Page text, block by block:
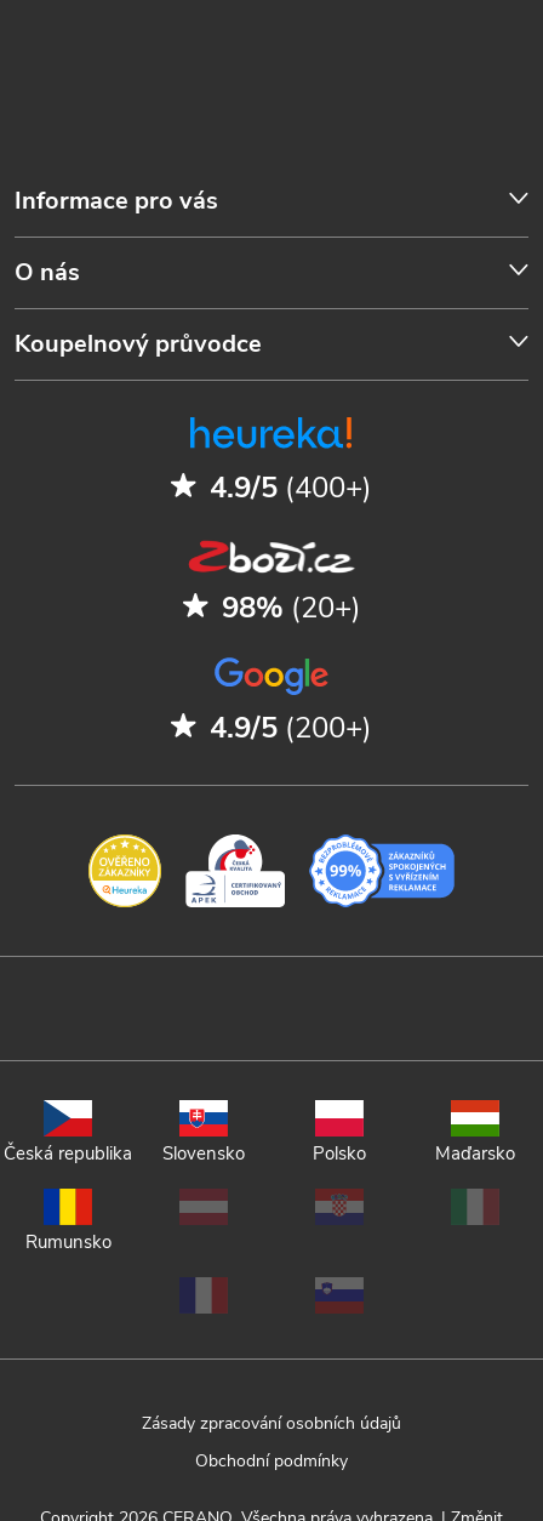
Informace pro vás
O nás
Koupelnový průvodce
4.9/5 (400+)
98% (20+)
4.9/5 (200+)
Česká republika Slovensko Polsko Maďarsko
Rumunsko
Zásady zpracování osobních údajů
Obchodní podmínky